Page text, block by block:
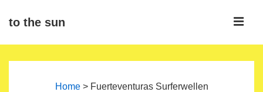
Zumto the sun
Home> Fuerteventuras Surferwellen